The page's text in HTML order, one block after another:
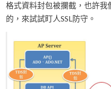
格式資料封包被攔截，也許
的，來試試盯人SSL防守。